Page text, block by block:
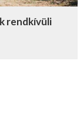
rendkívüli